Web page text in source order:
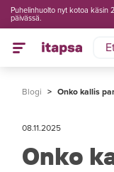
Puhelinhuolto nyt kotoa käsin
päivässä.
Blogi > Onko kallis
08.11.2025
Onko